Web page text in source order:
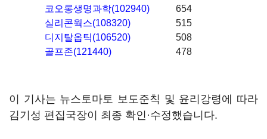
코오롱생명과학(102940)
654
실리콘웍스(108320)
515
디지탈옵틱(106520)
508
골프존(121440)
478
이 기사는 뉴스토마토 보도준칙 및 윤리강령에 따라
김기성 편집국장이 최종 확인·수정했습니다.